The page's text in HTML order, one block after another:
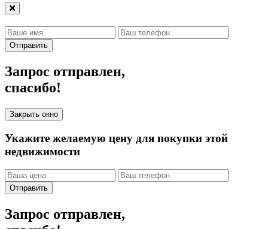
Отправить
Запрос отправлен,
спасибо!
Закрыть окно
Укажите желаемую цену для покупки этой
недвижимости
Отправить
Запрос отправлен,